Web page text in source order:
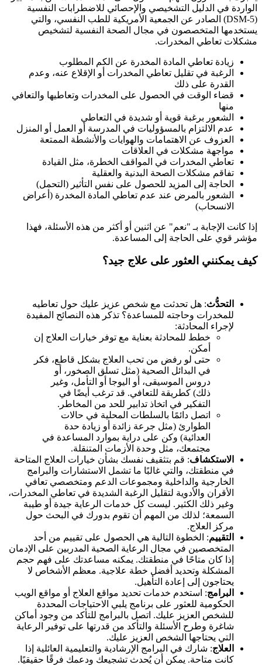
الواردة في الدليل التشخيصي والإحصائي للاضطرابات النفسية
(DSM-5) الصادر عن الجمعية الأمريكية للطب النفسي، والتي
يستخدمها المتخصصون في مجال الصحة النفسية لتشخيص
مشكلات تعاطي المخدرات.
زيادة تعاطي المادة المخدرة عن الكم المطلوب
الرغبة في تقليل تعاطي المخدرات أو الإقلاع عنه، وعدم
القدرة على ذلك
قضاء الوقت في الحصول على المخدرات وتعاطيها والتعافي
منها
الشعور برغبة قوية أو شديدة في التعاطي
عدم الالتزام بالمسؤوليات في المدرسة أو العمل أو المنزل
العزوف عن الاهتمامات والهوايات والأنشطة الممتعة
مواجهة مشكلات في العلاقات
تعاطي المخدرات في المواقف الخطرة، مثل القيادة
تفاقم مشكلات الصحة البدنية والعقلية
الحاجة إلى المزيد للحصول على نفس التأثير (التحمل)
الشعور بالمرض عند عدم تعاطي المادة المخدرة (أعراض
الانسحاب)
إذا كانت الإجابة بـ "نعم" عن اثنين أو أكثر من هذه الأسئلة، فهذا
مؤشر قوي على الحاجة إلى المساعدة.
كيف يمكنني العثور على علاج جيد؟
التحدُّث: هل تحدثت مع شخص عزيز عليك حول تعاطيه
للمخدرات وحاجته للمساعدة؟ تذكر هذه النصائح المفيدة
لإجراء المحادثة:
خطط للمحادثة بعناية مع توفر خيارات العلاج إن
أمكن.
حتى لو رفض من تحب العلاج بشكل قاطع، فكر
في البدائل الصحية (مثل تسلق الصخور، أو
دروس الموسيقى، أو اليوجا أو التأمل، وغير
ذلك) كطريقة للتعافي. قد ترغب أيضًا في
التفكير في اتخاذ تدابير للحد من المخاطر.
اتصل دائمًا بالسلطات المحلية في حالات
الطوارئ (مثل جرعة زائدة أو زيادة حدة
العدائية) وكن على دراية بموارد المساعدة في
مجتمعك، مثل وحدة الأزمات المتنقلة.
الاستكشاف: قم بتثقيف نفسك بشأن خيارات العلاج المتاحة
في منطقتك، والتي غالبًا ما تشمل الاستشارات والبرامج
الخارجية والداخلية ومجموعات الدعم ومتخصصي تعافي
الأقران والأدوية لتقليل الرغبة الشديدة في تعاطي المخدرات،
وغير ذلك الكثير. ليست كل خدمات الرعاية جيدة أو طيبة
السمعة؛ لذلك من المهم أن تقوم بدورك في البحث حول
مركز العلاج.
التقييم: الخطوة التالية هي الحصول على تقييم من أحد
المتخصصين في مجال الرعاية الصحية المدربين على الإدمان
إذا كان متاحًا في منطقتك. يمكنه مساعدتك على فهم حجم
المشكلة وتحديد أفضل خطة علاجية. معظم الأشخاص لا
يحتاجون إلى إعادة التأهيل.
البرامج: استخدم خدمات تحديد مواقع العلاج أو مواقع الويب
الحكومية للعثور على برنامج يلبي الاحتياجات المحددة
للشخص العزيز عليك. اتصل بالبرامج للتأكد من وجود أماكن
شاغرة وطرح الأسئلة والتأكد من قدرتها على توفير الرعاية
التي يحتاجها الشخص العزيز عليك.
العلاج: شارك في البرامج الإرشادية والتعليمية العائلية إذا
كانت متاحة. يمكن أن يُحدث تشجيعك ودعمك فرقًا حقيقيًا.